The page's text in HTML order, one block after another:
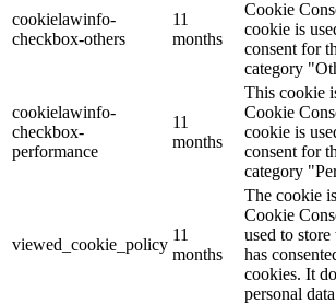
cookielawinfo-
checkbox-others
11
months
Cookie
cookie is
consent for
category
cookielawinfo-
checkbox-
performance
11
months
This cookie
Cookie
cookie is
consent for
category
viewed_cookie_policy
11
months
The cookie
Cookie
used to
has
cookies. It
personal